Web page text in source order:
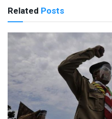
Related Posts